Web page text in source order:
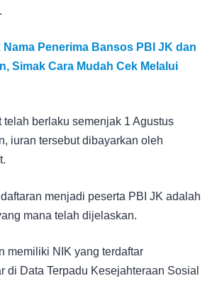
Nama Penerima Bansos PBI JK dan
Simak Cara Mudah Cek Melalui
telah berlaku semenjak 1 Agustus
iuran tersebut dibayarkan oleh
menjadi peserta PBI JK adalah
mana telah dijelaskan.
memiliki NIK yang terdaftar
di Data Terpadu Kesejahteraan Sosial